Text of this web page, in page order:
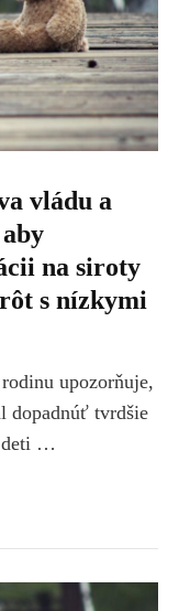
vládu a
na siroty
s nízkymi
upozorňuje,
dopadnúť tvrdšie
deti …